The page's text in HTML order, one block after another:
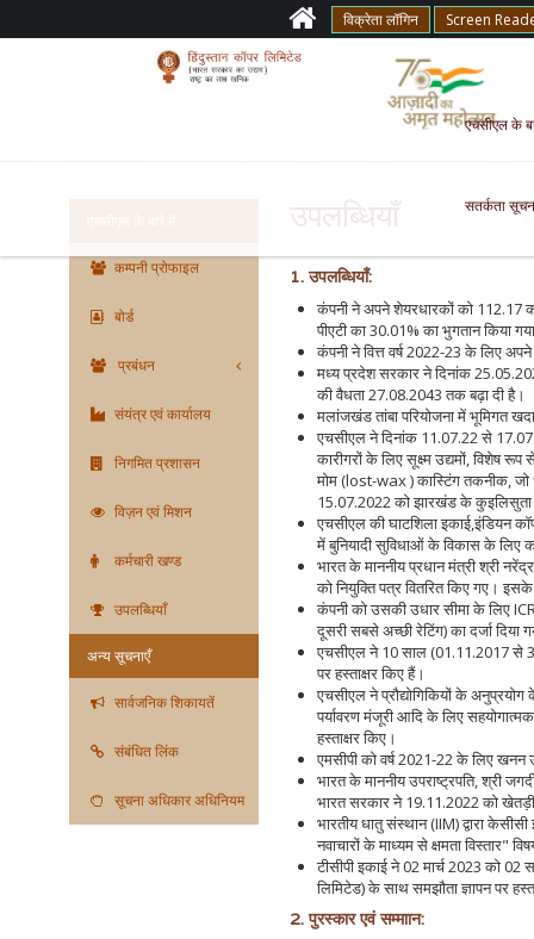
विक्रेता लॉगिन Screen
एचसीएल के
सतर्कता
कम्पनी प्रोफाइल
बोर्ड
प्रबंधन
संयंत्र एवं कार्यालय
निगमित प्रशासन
विज़न एवं मिशन
कर्मचारी खण्ड
उपलब्धियाँ
अन्य सूचनाएँ
सार्वजनिक शिकायतें
संबंधित लिंक
सूचना अधिकार अधिनियम
उपलब्धियाँ
1. उपलब्धियॉं:
कंपनी ने अपने शेयरधारकों को 112.17
पीएटी का 30.01% का भुगतान किया
कंपनी ने वित्त वर्ष 2022-23 के लिए
मध्य प्रदेश सरकार ने दिनांक
की वैधता 27.08.2043 तक बढ़ा दी है।
मलांजखंड तांबा परियोजना में भूमिगत
एचसीएल ने दिनांक 11.07.22 से
कारीगरों के लिए सूक्ष्म उद्यमों, विशेष
मोम (lost-wax ) कास्टिंग तकनीक, जो
15.07.2022 को झारखंड के कुइलिसुता
एचसीएल की घाटशिला इकाई,इंडियन
में बुनियादी सुविधाओं के विकास के लिए
भारत के माननीय प्रधान मंत्री श्री
को नियुक्ति पत्र वितरित किए गए।
कंपनी को उसकी उधार सीमा के लिए
दूसरी सबसे अच्छी रेटिंग) का दर्जा दिया
एचसीएल ने 10 साल (01.11.2017 से
पर हस्ताक्षर किए हैं।
एचसीएल ने प्रौद्योगिकियों के
पर्यावरण मंजूरी आदि के लिए
हस्ताक्षर किए।
एमसीपी को वर्ष 2021-22 के लिए खनन
भारत के माननीय उपराष्ट्रपति, श्री
भारत सरकार ने 19.11.2022 को खेतड़ी
भारतीय धातु संस्थान (IIM) द्वारा
नवाचारों के माध्यम से क्षमता विस्तार"
टीसीपी इकाई ने 02 मार्च 2023 को
लिमिटेड) के साथ समझौता ज्ञापन पर
2. पुरस्कार एवं सम्माान: